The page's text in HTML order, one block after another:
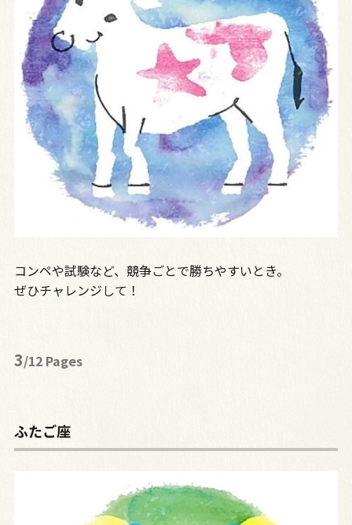
コンペや試験など、競争ごとで勝ちやすいとき。
ぜひチャレンジして！
3/12 Pages
ふたご座